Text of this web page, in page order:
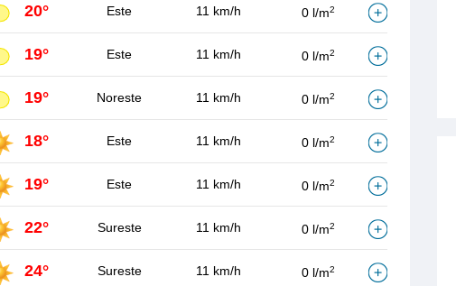
20° Este 11 km/h 0 l/m2
19° Este 11 km/h 0 l/m2
19° Noreste 11 km/h 0 l/m2
18° Este 11 km/h 0 l/m2
19° Este 11 km/h 0 l/m2
22° Sureste 11 km/h 0 l/m2
24° Sureste 11 km/h 0 l/m2